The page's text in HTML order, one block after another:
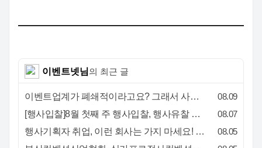
이벤트넷님의 최근 글
이벤트업계가 폐쇄적이라고요? 그래서 사람이 안 옵니다
08.09
[행사입찰]8월 첫째 주 행사입찰, 행사유찰 결과
08.07
행사기획자 취업, 이런 회사는 가지 마세요! 신입이 꼭 알아야 할 5가지 기준[이벤트산업 팩트체크#3]
08.05